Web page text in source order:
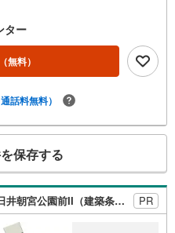
学される場合は「室内・現地を
よりご希望の日時をご記入いた
内が可能です。◎現地のご案内
時間帯もご案内が可能 ※定休日を
が物件詳細を丁寧にご説明いた
ートのご用意ございます。◎個
について話を聞きたいという方
以上の限定物件を発表している
える物件が多数ございます。ぜ
数社でのみご紹介可能なオープ
ントの物件
ター
（無料）
通話料無料）
保存する
【大和ハウス】セキュレア春日井朝宮公園前II（建築条件付宅地分譲） PR